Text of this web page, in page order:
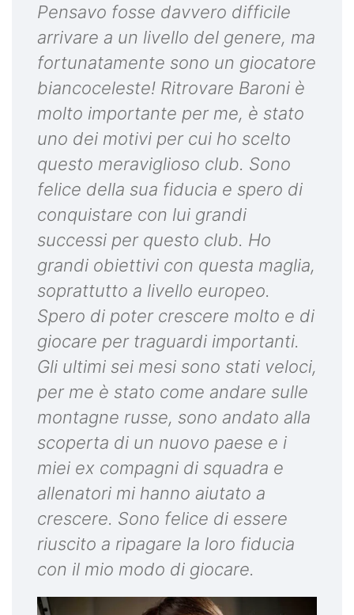
Pensavo fosse davvero difficile
arrivare a un livello del genere, ma
fortunatamente sono un giocatore
biancoceleste! Ritrovare Baroni è
molto importante per me, è stato
uno dei motivi per cui ho scelto
questo meraviglioso club. Sono
felice della sua fiducia e spero di
conquistare con lui grandi
successi per questo club. Ho
grandi obiettivi con questa maglia,
soprattutto a livello europeo.
Spero di poter crescere molto e di
giocare per traguardi importanti.
Gli ultimi sei mesi sono stati veloci,
per me è stato come andare sulle
montagne russe, sono andato alla
scoperta di un nuovo paese e i
miei ex compagni di squadra e
allenatori mi hanno aiutato a
crescere. Sono felice di essere
riuscito a ripagare la loro fiducia
con il mio modo di giocare.